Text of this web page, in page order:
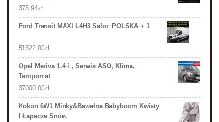
375,94zł
Ford Transit MAXI L4H3 Salon POLSKA + 1
51522,00zł
Opel Meriva 1.4 i , Serwis ASO, Klima,
Tempomat
37000,00zł
Kokon 6W1 Minky&Bawełna Babyboom Kwiaty
I Łapacze Snów